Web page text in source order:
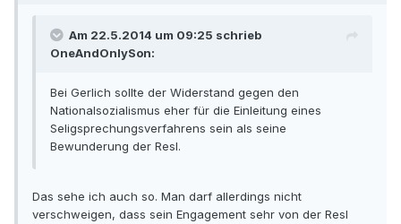
Am 22.5.2014 um 09:25 schrieb
OneAndOnlySon:
Bei Gerlich sollte der Widerstand gegen den
Nationalsozialismus eher für die Einleitung eines
Seligsprechungsverfahrens sein als seine
Bewunderung der Resl.
Das sehe ich auch so. Man darf allerdings nicht
verschweigen, dass sein Engagement sehr von der Resl